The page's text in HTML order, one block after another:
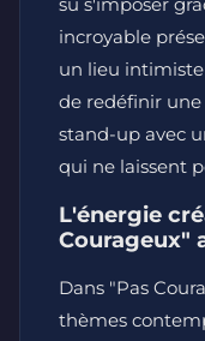
incroyable
un lieu
de redéfinir une
stand-up avec
qui ne laissent
L'énergie
Courageux"
Dans "Pas
thèmes